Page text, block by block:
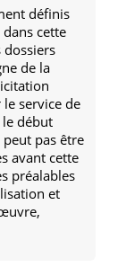
définis
cette
dossiers
de la
service de
début
peut pas être
avant cette
préalables
et